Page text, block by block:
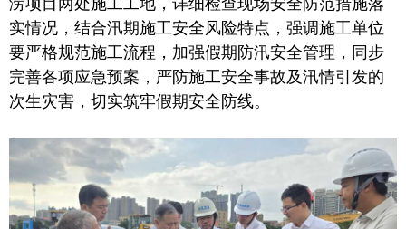
实情况，结合汛期施工安全风险特点，强调施工单位
要严格规范施工流程，加强假期防汛安全管理，同步
完善各项应急预案，严防施工安全事故及汛情引发的
次生灾害，切实筑牢假期安全防线。